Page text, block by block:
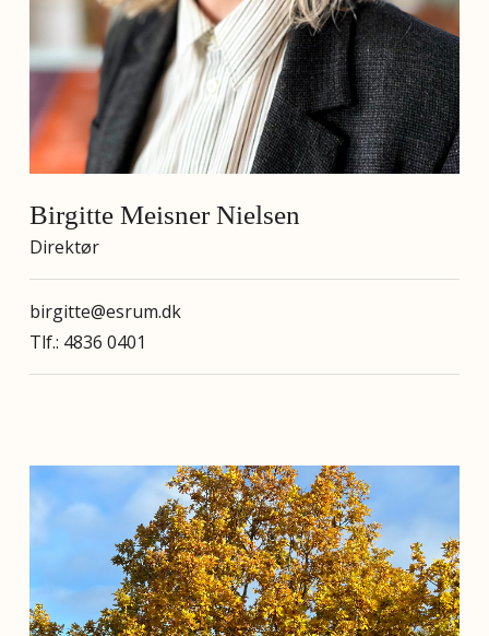
Birgitte Meisner Nielsen
Direktør
birgitte@esrum.dk
Tlf.: 4836 0401